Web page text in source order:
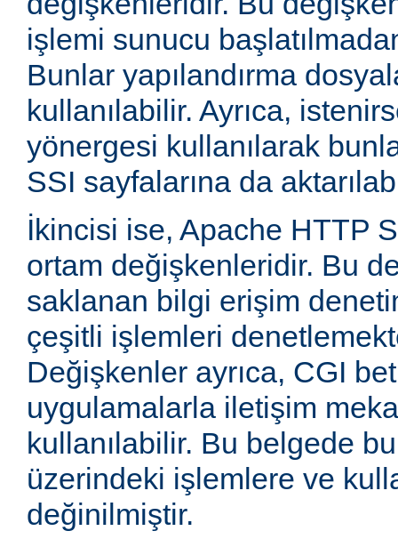
işlemi sunucu
Bunlar yapılandırma
kullanılabilir. Ayrıca,
yönergesi kullanılarak
SSI sayfalarına da
İkincisi ise, Apache HTTP
ortam değişkenleridir. Bu
saklanan bilgi erişim
çeşitli işlemleri
Değişkenler ayrıca, CGI
uygulamalarla iletişim
kullanılabilir. Bu belgede
üzerindeki işlemlere ve
değinilmiştir.